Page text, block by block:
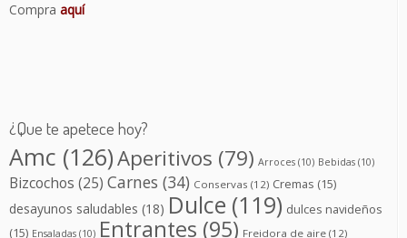
Compra aquí
¿Que te apetece hoy?
Amc (126)Aperitivos (79) Arroces (10) Bebidas (10)
Bizcochos (25) Carnes (34) Conservas (12) Cremas (15)
desayunos saludables (18) Dulce (119) dulces navideños
(15) Ensaladas (10) Entrantes (95) Freidora de aire (12)